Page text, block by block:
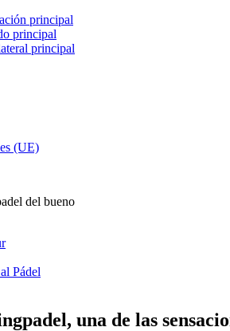
principal
principal
principal
(UE)
del bueno
Pádel
una de las